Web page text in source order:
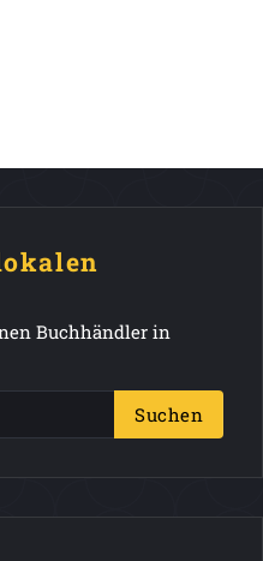
Buchhändler in
Suchen